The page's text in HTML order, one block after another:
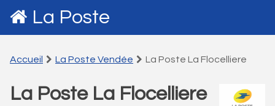
La Poste
Accueil La Poste Vendée La Poste La Flocelliere
La Poste La Flocelliere